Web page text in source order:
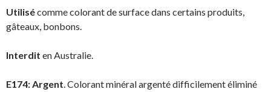
Utilisécomme colorant de surface dans certains produits,
gâteaux, bonbons.
Interdit en Australie.
E174:Argent. Colorant minéral argenté difficilement éliminé